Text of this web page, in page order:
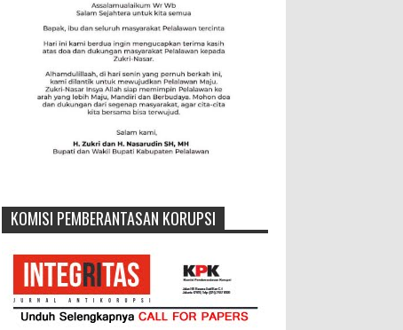
KOMISI PEMBERANTASAN KORUPSI